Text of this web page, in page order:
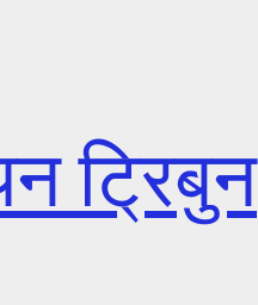
ट्रिबुन